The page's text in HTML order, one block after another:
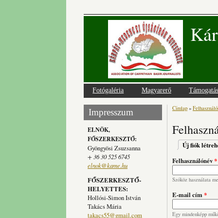
Fotógaléria Magyarerő Támogatás
Impresszum
ELNÖK,
FŐSZERKESZTŐ:
Gyöngyösi Zsuzsanna
+ 36 30 525 6745
elnok@kame.hu
FŐSZERKESZTŐ-
HELYETTES:
Hollósi-Simon István
Takács Mária
takacs55@gmail.com
Jelenlegi
Címlap »
Új fiók
Felhasználónév*
Szóköz használata
E-mail cím*
Egy mindenképp